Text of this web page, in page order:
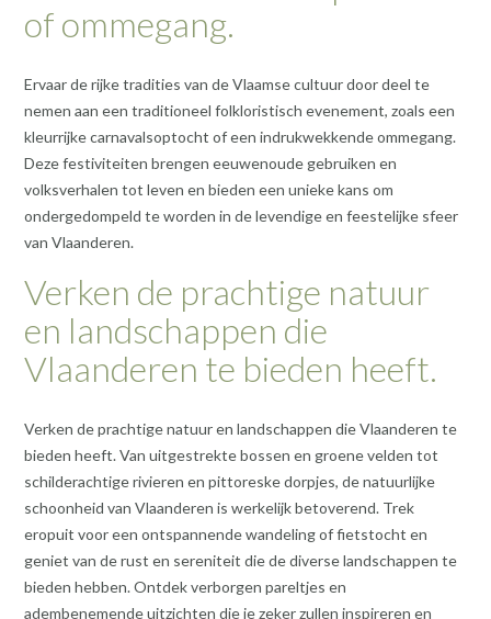
of ommegang.
Ervaar de rijke tradities van de Vlaamse cultuur door deel te
nemen aan een traditioneel folkloristisch evenement, zoals een
kleurrijke carnavalsoptocht of een indrukwekkende ommegang.
Deze festiviteiten brengen eeuwenoude gebruiken en
volksverhalen tot leven en bieden een unieke kans om
ondergedompeld te worden in de levendige en feestelijke sfeer
van Vlaanderen.
Verken de prachtige natuur
en landschappen die
Vlaanderen te bieden heeft.
Verken de prachtige natuur en landschappen die Vlaanderen te
bieden heeft. Van uitgestrekte bossen en groene velden tot
schilderachtige rivieren en pittoreske dorpjes, de natuurlijke
schoonheid van Vlaanderen is werkelijk betoverend. Trek
eropuit voor een ontspannende wandeling of fietstocht en
geniet van de rust en sereniteit die de diverse landschappen te
bieden hebben. Ontdek verborgen pareltjes en
adembenemende uitzichten die je zeker zullen inspireren en